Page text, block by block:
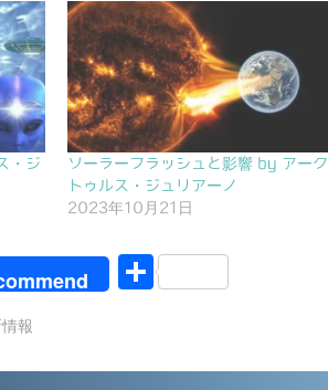
・ジ
ソーラーフラッシュと影響 by アーク
トゥルス・ジュリアーノ
2023年10月21日
共
報